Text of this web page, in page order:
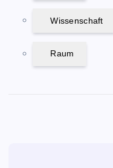
Wissenschaft
Raum